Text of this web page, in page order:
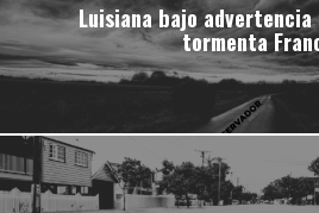
Luisiana bajo
tormenta